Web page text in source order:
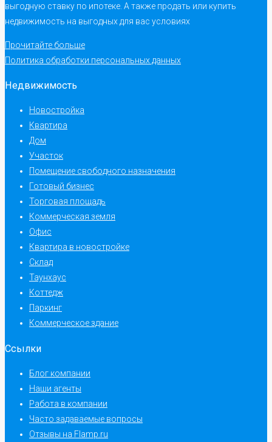
выгодную ставку по ипотеке. А также продать или купить
недвижимость на выгодных для вас условиях
Прочитайте больше
Политика обработки персональных данных
Недвижимость
Новостройка
Квартира
Дом
Участок
Помещение свободного назначения
Готовый бизнес
Торговая площадь
Коммерческая земля
Офис
Квартира в новостройке
Склад
Таунхаус
Коттедж
Паркинг
Коммерческое здание
Ссылки
Блог компании
Наши агенты
Работа в компании
Часто задаваемые вопросы
Отзывы на Flamp.ru